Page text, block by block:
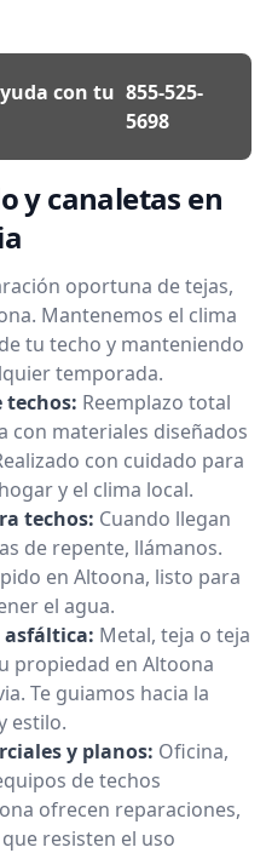
con tu 855-525-
5698
y canaletas en
oportuna de tejas,
Mantenemos el clima
tu techo y manteniendo
temporada.
techos: Reemplazo total
con materiales diseñados
con cuidado para
y el clima local.
techos: Cuando llegan
de repente, llámanos.
en Altoona, listo para
el agua.
asfáltica: Metal, teja o teja
propiedad en Altoona
Te guiamos hacia la
estilo.
y planos: Oficina,
de techos
ofrecen reparaciones,
resisten el uso